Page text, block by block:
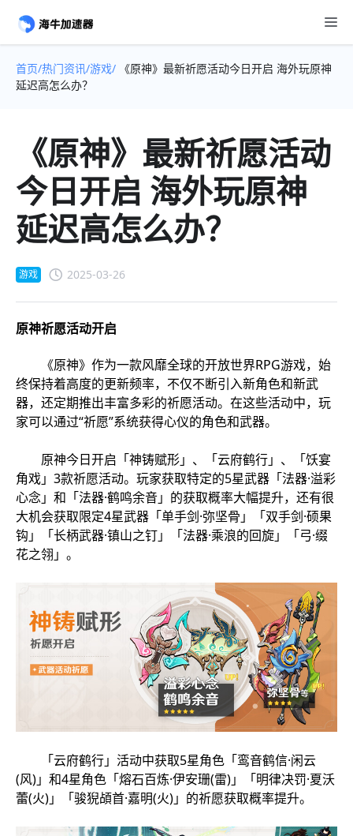
首页/热门资讯/游戏/ 《原神》最新祈愿活动今日开启 海外玩原神
延迟高怎么办？
《原神》最新祈愿活动
今日开启 海外玩原神
延迟高怎么办？
游戏 2025-03-26
原神祈愿活动开启
《原神》作为一款风靡全球的开放世界RPG游戏，始
终保持着高度的更新频率，不仅不断引入新角色和新武
器，还定期推出丰富多彩的祈愿活动。在这些活动中，玩
家可以通过“祈愿”系统获得心仪的角色和武器。
原神今日开启「神铸赋形」、「云府鹤行」、「饫宴
角戏」3款祈愿活动。玩家获取特定的5星武器「法器·溢彩
心念」和「法器·鹤鸣余音」的获取概率大幅提升，还有很
大机会获取限定4星武器「单手剑·弥坚骨」「双手剑·硕果
钩」「长柄武器·镇山之钉」「法器·乘浪的回旋」「弓·缀
花之翎」。
「云府鹤行」活动中获取5星角色「鸾音鹤信·闲云
(风)」和4星角色「熔石百炼·伊安珊(雷)」「明律决罚·夏沃
蕾(火)」「骏猊頕首·嘉明(火)」的祈愿获取概率提升。